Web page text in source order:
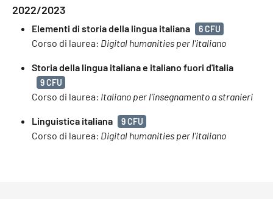
2022/2023
Elementi di storia della lingua italiana 6 CFU
Corso di laurea: Digital humanities per l'italiano
Storia della lingua italiana e italiano fuori d'italia
9 CFU
Corso di laurea: Italiano per l'insegnamento a stranieri
Linguistica italiana 9 CFU
Corso di laurea: Digital humanities per l'italiano